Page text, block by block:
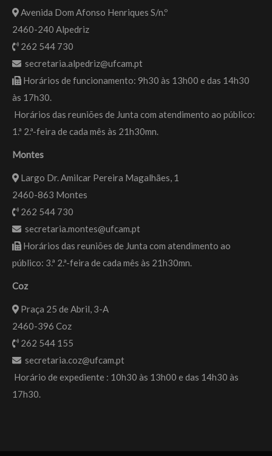
Avenida Dom Afonso Henriques S/n.º
2460-240 Alpedriz
262 544 730
secretaria.alpedriz@ufcam.pt
Horários de funcionamento: 9h30 às 13h00 e das 14h30
às 17h30.
Horários das reuniões de Junta com atendimento ao público:
1.ª 2.ª-feira de cada mês às 21h30mn.
Montes
Largo Dr. Amilcar Pereira Magalhães, 1
2460-863 Montes
262 544 730
secretaria.montes@ufcam.pt
Horários das reuniões de Junta com atendimento ao
público: 3.ª 2.ª-feira de cada mês às 21h30mn.
Coz
Praça 25 de Abril, 3-A
2460-396 Coz
262 544 155
secretaria.coz@ufcam.pt
Horário de expediente : 10h30 às 13h00 e das 14h30 às
17h30.